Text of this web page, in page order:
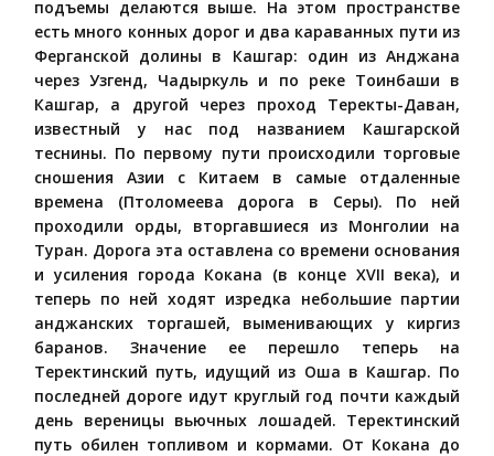
подъемы делаются выше. На этом пространстве
есть много конных дорог и два караванных пути из
Ферганской долины в Кашгар: один из Анджана
через Узгенд, Чадыркуль и по реке Тоинбаши в
Кашгар, а другой через проход Теректы-Даван,
известный у нас под названием Кашгарской
теснины. По первому пути происходили торговые
сношения Азии с Китаем в самые отдаленные
времена (Птоломеева дорога в Серы). По ней
проходили орды, вторгавшиеся из Монголии на
Туран. Дорога эта оставлена со времени основания
и усиления города Кокана (в конце XVII века), и
теперь по ней ходят изредка небольшие партии
анджанских торгашей, выменивающих у киргиз
баранов. Значение ее перешло теперь на
Теректинский путь, идущий из Оша в Кашгар. По
последней дороге идут круглый год почти каждый
день вереницы вьючных лошадей. Теректинский
путь обилен топливом и кормами. От Кокана до